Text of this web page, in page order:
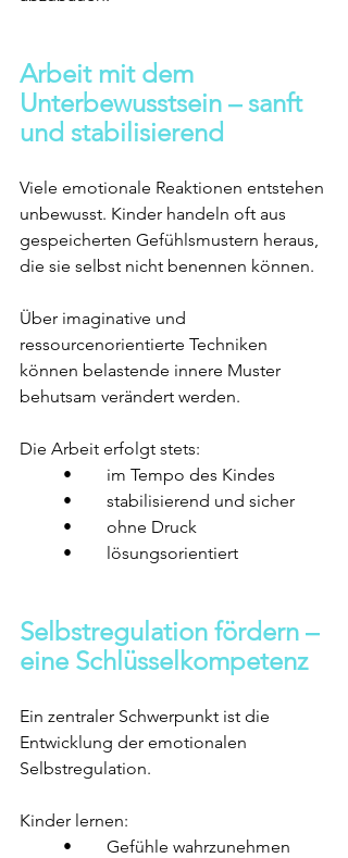
Arbeit mit dem
Unterbewusstsein – sanft
und stabilisierend
Viele emotionale Reaktionen entstehen
unbewusst. Kinder handeln oft aus
gespeicherten Gefühlsmustern heraus,
die sie selbst nicht benennen können.
Über imaginative und
ressourcenorientierte Techniken
können belastende innere Muster
behutsam verändert werden.
Die Arbeit erfolgt stets:
	•	im Tempo des Kindes
	•	stabilisierend und sicher
	•	ohne Druck
	•	lösungsorientiert
Selbstregulation fördern –
eine Schlüsselkompetenz
Ein zentraler Schwerpunkt ist die
Entwicklung der emotionalen
Selbstregulation.
Kinder lernen:
	•	Gefühle wahrzunehmen